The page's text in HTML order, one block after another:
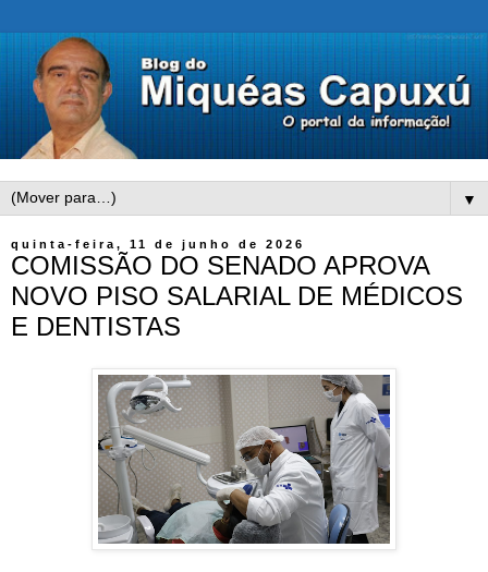
▼
quinta-feira, 11 de junho de 2026
COMISSÃO DO SENADO APROVA
NOVO PISO SALARIAL DE MÉDICOS
E DENTISTAS